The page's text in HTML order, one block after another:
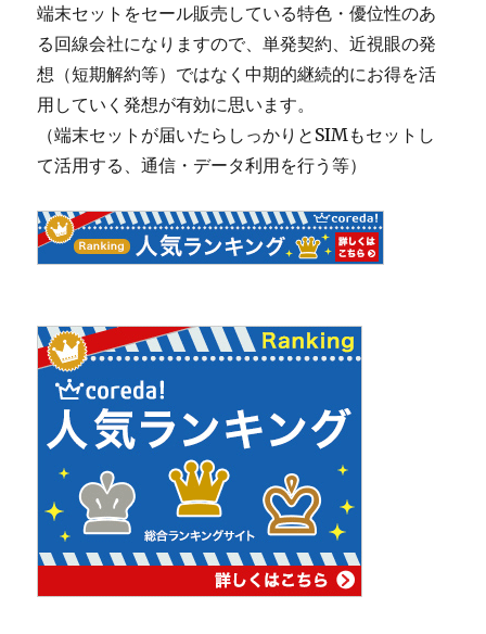
端末セットをセール販売している特色・優位性のあ
る回線会社になりますので、単発契約、近視眼の発
想（短期解約等）ではなく中期的継続的にお得を活
用していく発想が有効に思います。
（端末セットが届いたらしっかりとSIMもセットし
て活用する、通信・データ利用を行う等）